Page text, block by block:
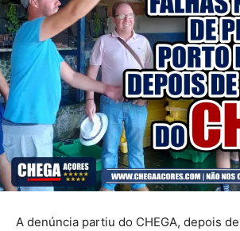
A denúncia partiu do CHEGA, depois